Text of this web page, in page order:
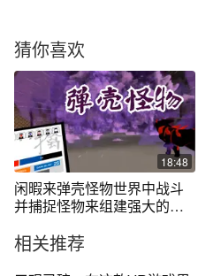
猜你喜欢
18:48
闲暇来弹壳怪物世界中战斗
并捕捉怪物来组建强大的怪
相关推荐